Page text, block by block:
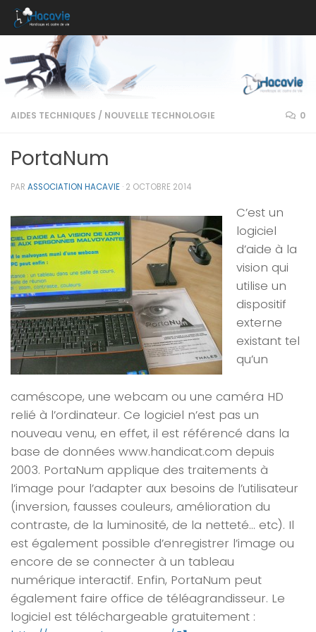
Au dessous du contenu
AIDES TECHNIQUES / NOUVELLE TECHNOLOGIE 0
PortaNum
PAR ASSOCIATION HACAVIE · 2 OCTOBRE 2014
C’est un
logiciel
d’aide à la
vision qui
utilise un
dispositif
externe
existant tel
qu’un
caméscope, une webcam ou une caméra HD
relié à l’ordinateur. Ce logiciel n’est pas un
nouveau venu, en effet, il est référencé dans la
base de données www.handicat.com depuis
2003. PortaNum applique des traitements à
l’image pour l’adapter aux besoins de l’utilisateur
(inversion, fausses couleurs, amélioration du
contraste, de la luminosité, de la netteté… etc). Il
est également possible d’enregistrer l’image ou
encore de se connecter à un tableau
numérique interactif. Enfin, PortaNum peut
également faire office de téléagrandisseur. Le
logiciel est téléchargeable gratuitement :